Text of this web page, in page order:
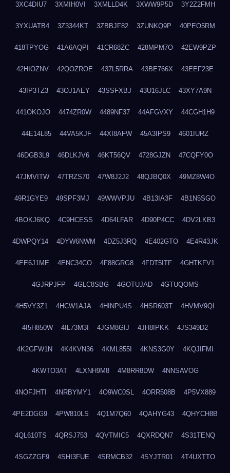
3XC4DIU7 3XMIH0VI 3XMLLD4K 3XWW9P5D 3Y2Z2FMH
3YXUATB4 3Z3344KT 3ZBBJF82 3ZUNKQ9P 40PEO5RM
418TPYOG 41A6AQPI 41CR68ZC 428MPM7O 42EW9PZP
42HIOZNV 42QOZROE 437L5RRA 43BE766X 43EEF23E
43IP3TZ3 43OJ1AEY 43SSFXBJ 43U16JLC 43XY7A9N
441OKOJO 4474ZR0W 4489NF37 44AFGVXY 44CGH1H9
44E14L85 44VA5KJF 44XI8AFW 45A3IPS9 4601IURZ
46DGB3L9 46DLKJV6 46KT56QV 4728GJZN 47CQFY0O
47JMVITW 47TRZS70 47W8J2J2 48QJBQ0X 49MZ8W4O
49R1GYE9 49SPF3MJ 49WWVPJU 4B13IA3F 4B1N5SGO
4BOKJ6KQ 4C9HCESS 4D64LFAR 4D90P4CC 4DV2LKB3
4DWPQY14 4DYW6NWM 4DZ5J3RQ 4E402GTO 4E4R43JK
4EE6J1ME 4ENC34CO 4F88GRG8 4FDT5ITF 4GHTKFV1
4GJRPJFP 4GLC8SBG 4GOTUJAD 4GTUQOMS
4H5VY3Z1 4HCW1AJA 4HINPU4S 4HSR603T 4HVMV9QI
4I5H850W 4IL73M3I 4JGM8GIJ 4JH8IPKK 4JS349D2
4K2GFW1N 4K4KVN36 4KML855I 4KNS3G0Y 4KQJIFMI
4KWTO3AT 4LXNH9M8 4M8RR8DW 4NNSAVOG
4NOFJHTI 4NRBYMY1 4O9WC0SL 4ORR508B 4P5VX889
4PE2DGG9 4PW810LS 4Q1M7Q60 4QAHYG43 4QHYCH8B
4QL610TS 4QRSJ753 4QVTMIC5 4QXRDQN7 4S31TENQ
4SGZZGF9 4SHI3FUE 4SRMCB32 4SYJTR01 4T4UXTTO